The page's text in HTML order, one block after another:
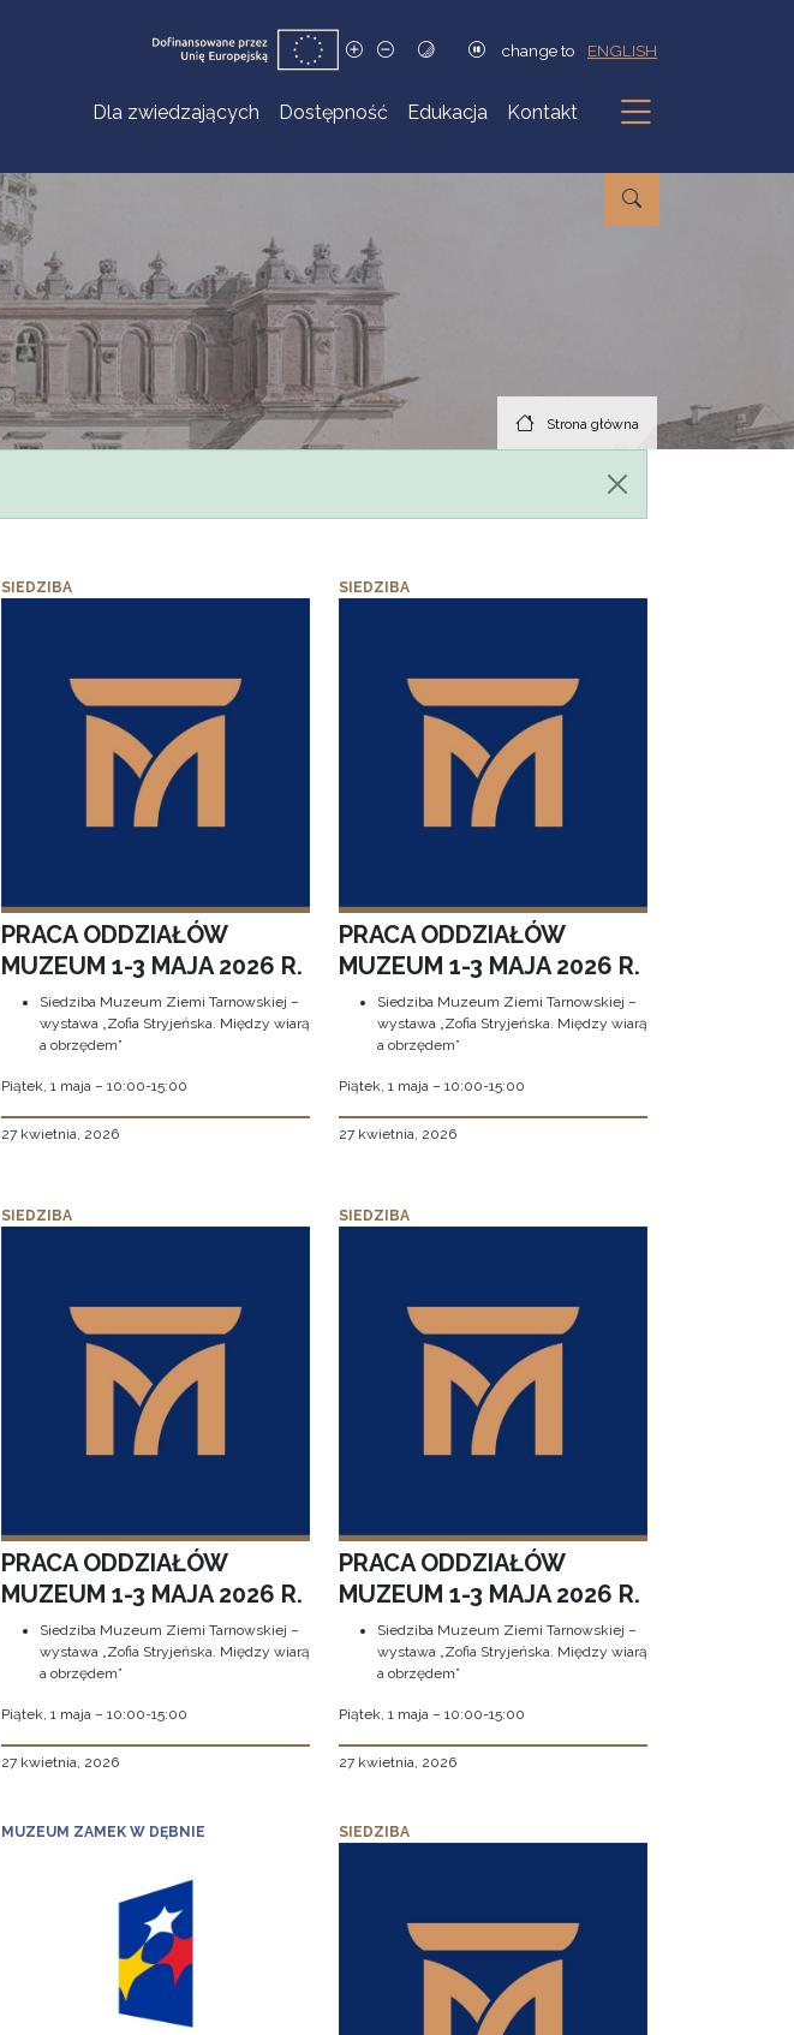
change to ENGLISH
Dla zwiedzających Dostępność Edukacja Kontakt
Podmenu
Strona główna
SIEDZIBA
PRACA ODDZIAŁÓW
MUZEUM 1-3 MAJA 2026 R.
Siedziba Muzeum Ziemi Tarnowskiej –
wystawa „Zofia Stryjeńska. Między wiarą
a obrzędem”
Piątek, 1 maja – 10:00-15:00
27 kwietnia, 2026
SIEDZIBA
PRACA ODDZIAŁÓW
MUZEUM 1-3 MAJA 2026 R.
Siedziba Muzeum Ziemi Tarnowskiej –
wystawa „Zofia Stryjeńska. Między wiarą
a obrzędem”
Piątek, 1 maja – 10:00-15:00
27 kwietnia, 2026
SIEDZIBA
PRACA ODDZIAŁÓW
MUZEUM 1-3 MAJA 2026 R.
Siedziba Muzeum Ziemi Tarnowskiej –
wystawa „Zofia Stryjeńska. Między wiarą
a obrzędem”
Piątek, 1 maja – 10:00-15:00
27 kwietnia, 2026
SIEDZIBA
PRACA ODDZIAŁÓW
MUZEUM 1-3 MAJA 2026 R.
Siedziba Muzeum Ziemi Tarnowskiej –
wystawa „Zofia Stryjeńska. Między wiarą
a obrzędem”
Piątek, 1 maja – 10:00-15:00
27 kwietnia, 2026
MUZEUM ZAMEK W DĘBNIE SIEDZIBA